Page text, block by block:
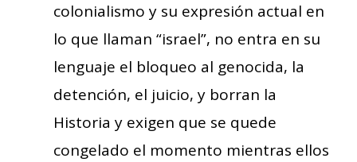
colonialismo y su expresión actual en
lo que llaman “israel”, no entra en su
lenguaje el bloqueo al genocida, la
detención, el juicio, y borran la
Historia y exigen que se quede
congelado el momento mientras ellos